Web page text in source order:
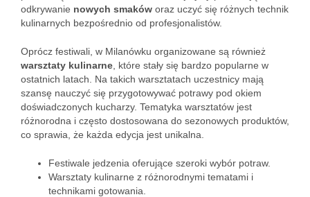
odkrywanie nowych smaków oraz uczyć się różnych technik
kulinarnych bezpośrednio od profesjonalistów.
Oprócz festiwali, w Milanówku organizowane są również
warsztaty kulinarne , które stały się bardzo popularne w
ostatnich latach. Na takich warsztatach uczestnicy mają
szansę nauczyć się przygotowywać potrawy pod okiem
doświadczonych kucharzy. Tematyka warsztatów jest
różnorodna i często dostosowana do sezonowych produktów,
co sprawia, że każda edycja jest unikalna.
Festiwale jedzenia oferujące szeroki wybór potraw.
Warsztaty kulinarne z różnorodnymi tematami i
technikami gotowania.